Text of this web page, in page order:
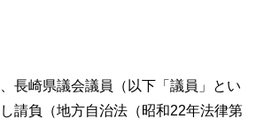
長崎県議会議員（以下「議員」とい
請負（地方自治法（昭和22年法律第